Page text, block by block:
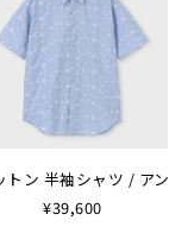
トン 半袖シャツ / アン
¥39,600